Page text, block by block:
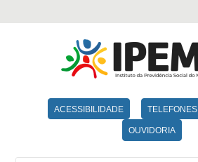
ACESSIBILIDADE TELEFONES
OUVIDORIA